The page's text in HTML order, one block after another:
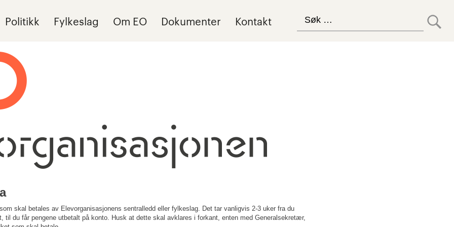
Search
for:
Politikk Fylkeslag Om EO Dokumenter Kontakt